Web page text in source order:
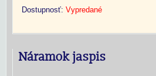
Dostupnosť: Vypredané
Náramok jaspis